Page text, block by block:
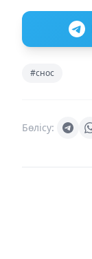
#снос
Бөлісу: